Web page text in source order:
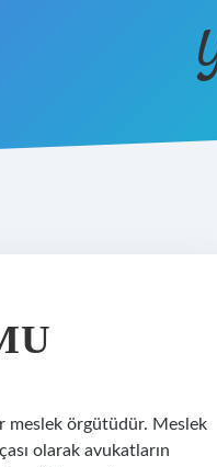
meslek örgütüdür. Meslek
olarak avukatların